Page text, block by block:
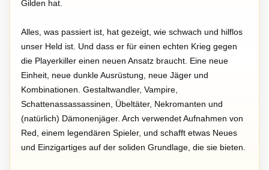
Gilden hat.
Alles, was passiert ist, hat gezeigt, wie schwach und hilflos
unser Held ist. Und dass er für einen echten Krieg gegen
die Playerkiller einen neuen Ansatz braucht. Eine neue
Einheit, neue dunkle Ausrüstung, neue Jäger und
Kombinationen. Gestaltwandler, Vampire,
Schattenassassassinen, Übeltäter, Nekromanten und
(natürlich) Dämonenjäger. Arch verwendet Aufnahmen von
Red, einem legendären Spieler, und schafft etwas Neues
und Einzigartiges auf der soliden Grundlage, die sie bieten.